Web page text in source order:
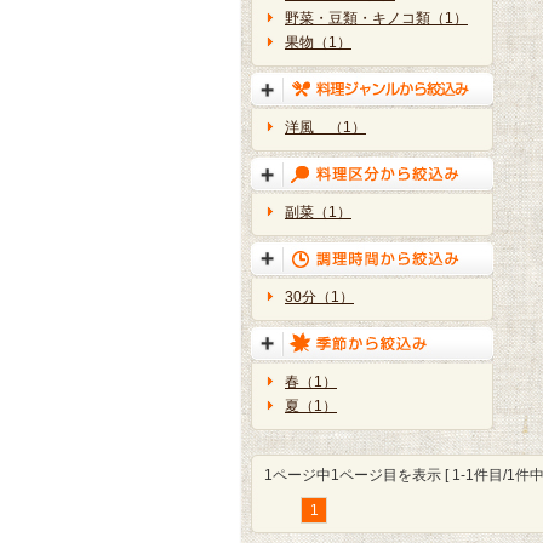
野菜・豆類・キノコ類（1）
果物（1）
洋風 （1）
副菜（1）
30分（1）
春（1）
夏（1）
1ページ中1ページ目を表示 [ 1-1件目/1件
1